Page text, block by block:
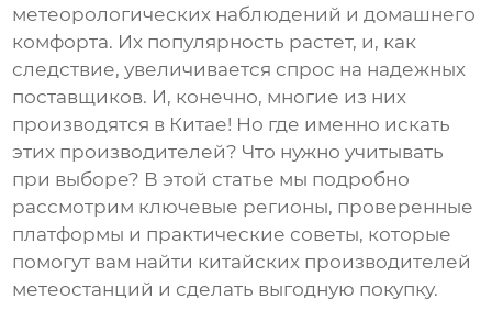
метеорологических наблюдений и домашнего
комфорта. Их популярность растет, и, как
следствие, увеличивается спрос на надежных
поставщиков. И, конечно, многие из них
производятся в Китае! Но где именно искать
этих производителей? Что нужно учитывать
при выборе? В этой статье мы подробно
рассмотрим ключевые регионы, проверенные
платформы и практические советы, которые
помогут вам найти китайских производителей
метеостанций и сделать выгодную покупку.